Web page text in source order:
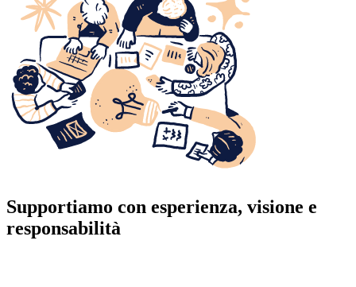
Supportiamo con esperienza, visione e
responsabilità